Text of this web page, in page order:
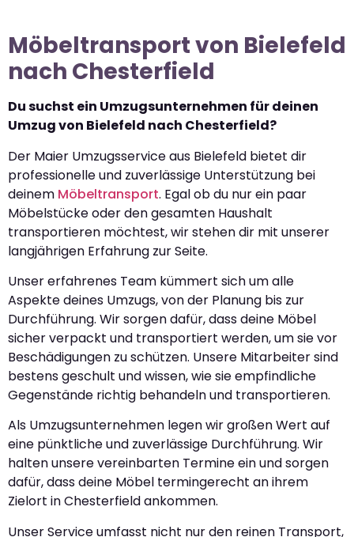
Möbeltransport von Bielefeld
nach Chesterfield
Du suchst ein Umzugsunternehmen für deinen
Umzug von Bielefeld nach Chesterfield?
Der Maier Umzugsservice aus Bielefeld bietet dir
professionelle und zuverlässige Unterstützung bei
deinem Möbeltransport. Egal ob du nur ein paar
Möbelstücke oder den gesamten Haushalt
transportieren möchtest, wir stehen dir mit unserer
langjährigen Erfahrung zur Seite.
Unser erfahrenes Team kümmert sich um alle
Aspekte deines Umzugs, von der Planung bis zur
Durchführung. Wir sorgen dafür, dass deine Möbel
sicher verpackt und transportiert werden, um sie vor
Beschädigungen zu schützen. Unsere Mitarbeiter sind
bestens geschult und wissen, wie sie empfindliche
Gegenstände richtig behandeln und transportieren.
Als Umzugsunternehmen legen wir großen Wert auf
eine pünktliche und zuverlässige Durchführung. Wir
halten unsere vereinbarten Termine ein und sorgen
dafür, dass deine Möbel termingerecht an ihrem
Zielort in Chesterfield ankommen.
Unser Service umfasst nicht nur den reinen Transport,